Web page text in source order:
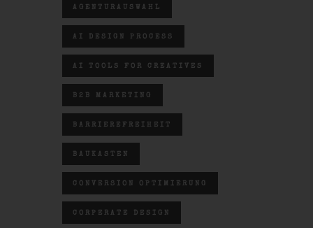
AGENTURAUSWAHL
AI DESIGN PROCESS
AI TOOLS FOR CREATIVES
B2B MARKETING
BARRIEREFREIHEIT
BAUKASTEN
CONVERSION OPTIMIERUNG
CORPERATE DESIGN